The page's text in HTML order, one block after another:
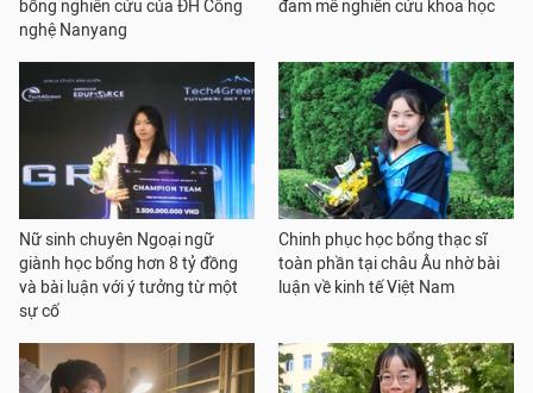
bổng nghiên cứu của ĐH Công
nghệ Nanyang
đam mê nghiên cứu khoa học
Nữ sinh chuyên Ngoại ngữ
giành học bổng hơn 8 tỷ đồng
và bài luận với ý tưởng từ một
sự cố
Chinh phục học bổng thạc sĩ
toàn phần tại châu Âu nhờ bài
luận về kinh tế Việt Nam